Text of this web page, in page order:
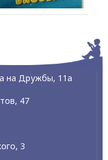
на Дружбы, 11а
47
3